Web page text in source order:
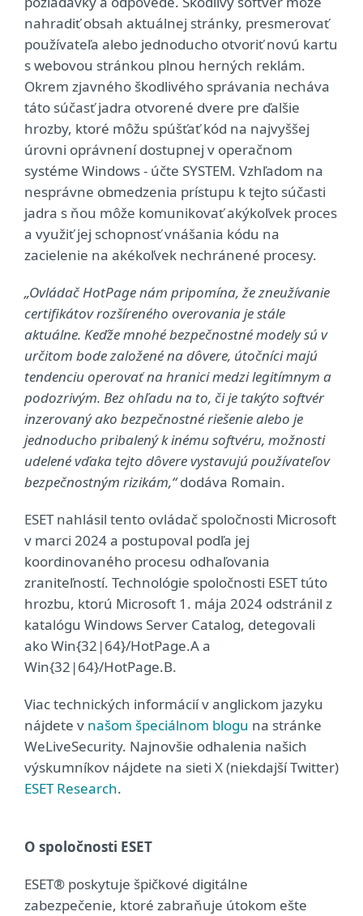
nahradiť obsah aktuálnej stránky, presmerovať
používateľa alebo jednoducho otvoriť novú kartu
s webovou stránkou plnou herných reklám.
Okrem zjavného škodlivého správania necháva
táto súčasť jadra otvorené dvere pre ďalšie
hrozby, ktoré môžu spúšťať kód na najvyššej
úrovni oprávnení dostupnej v operačnom
systéme Windows - účte SYSTEM. Vzhľadom na
nesprávne obmedzenia prístupu k tejto súčasti
jadra s ňou môže komunikovať akýkoľvek proces
a využiť jej schopnosť vnášania kódu na
zacielenie na akékoľvek nechránené procesy.
„Ovládač HotPage nám pripomína, že zneužívanie
certifikátov rozšíreného overovania je stále
aktuálne. Keďže mnohé bezpečnostné modely sú v
určitom bode založené na dôvere, útočníci majú
tendenciu operovať na hranici medzi legitímnym a
podozrivým. Bez ohľadu na to, či je takýto softvér
inzerovaný ako bezpečnostné riešenie alebo je
jednoducho pribalený k inému softvéru, možnosti
udelené vďaka tejto dôvere vystavujú používateľov
bezpečnostným rizikám,“dodáva Romain.
ESET nahlásil tento ovládač spoločnosti Microsoft
v marci 2024 a postupoval podľa jej
koordinovaného procesu odhaľovania
zraniteľností. Technológie spoločnosti ESET túto
hrozbu, ktorú Microsoft 1. mája 2024 odstránil z
katalógu Windows Server Catalog, detegovali
ako Win{32|64}/HotPage.A a
Win{32|64}/HotPage.B.
Viac technických informácií v anglickom jazyku
nájdete v našom špeciálnom blogu na stránke
WeLiveSecurity. Najnovšie odhalenia našich
výskumníkov nájdete na sieti X (niekdajší Twitter)
ESET Research.
O spoločnosti ESET
ESET® poskytuje špičkové digitálne
zabezpečenie, ktoré zabraňuje útokom ešte